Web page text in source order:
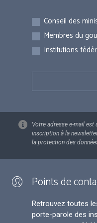
Inscriptions
Conseil des
Membres du
Institutions
Votre adresse e-mail
inscription à la
la protection des
Points de
Retrouvez toutes
porte-parole des